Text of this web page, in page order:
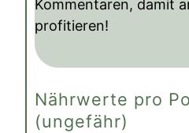
Kommentaren, damit
profitieren!
Nährwerte pro
(ungefähr)